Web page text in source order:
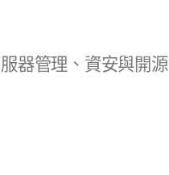
器管理、資安與開源